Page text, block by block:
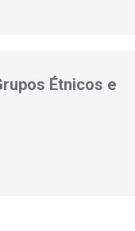
Étnicos e